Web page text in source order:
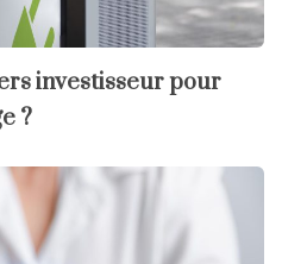
investisseur pour
?